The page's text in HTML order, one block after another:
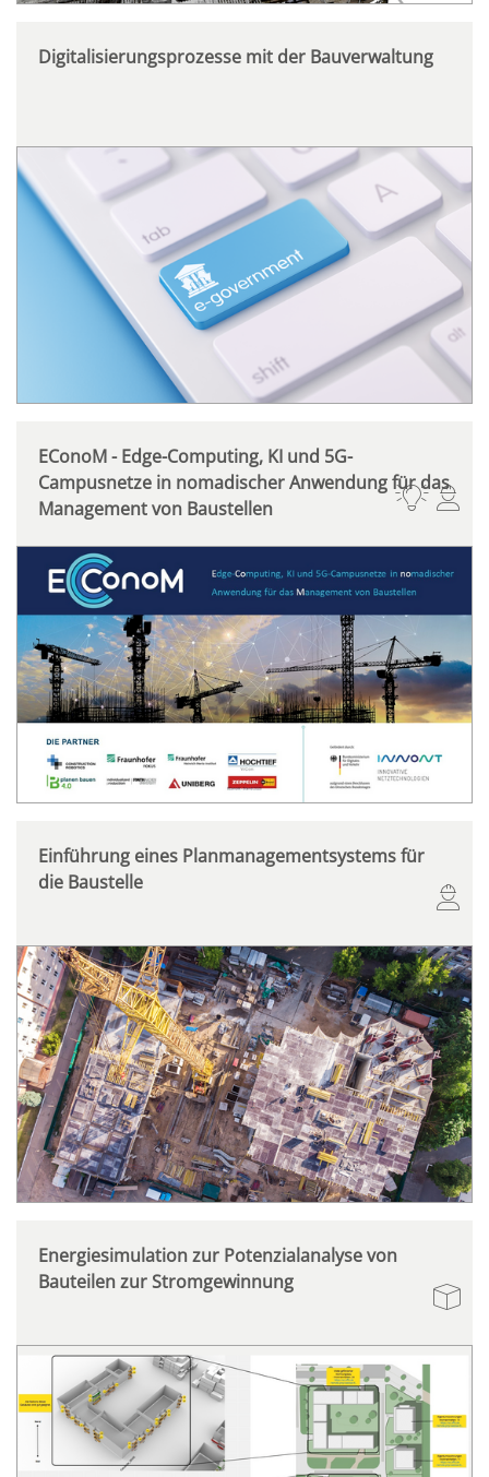
Digitalisierungsprozesse mit der Bauverwaltung
EConoM - Edge-Computing, KI und 5G-
Campusnetze in nomadischer Anwendung für das
Management von Baustellen
Einführung eines Planmanagementsystems für
die Baustelle
Energiesimulation zur Potenzialanalyse von
Bauteilen zur Stromgewinnung